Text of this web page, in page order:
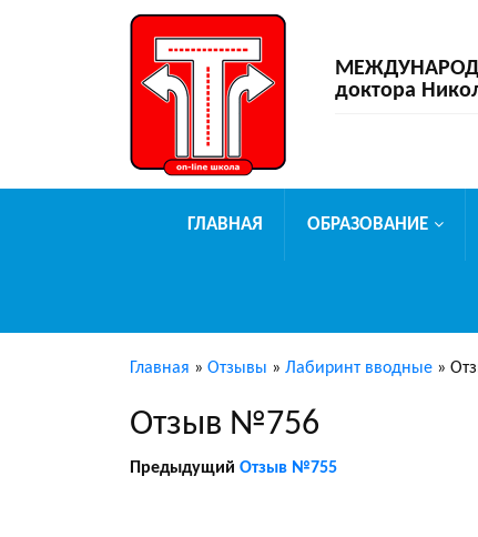
доктора
ГЛАВНАЯ ОБРАЗОВАНИЕ
Главная » Отзывы » Лабиринт вводные »
Отзыв №756
Предыдущий Отзыв №755